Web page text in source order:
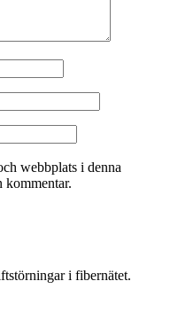
webbplats i denna
kommentar.
i fibernätet.